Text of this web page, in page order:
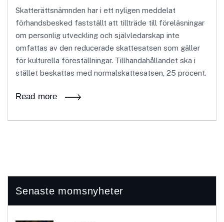
Skatterättsnämnden har i ett nyligen meddelat
förhandsbesked fastställt att tillträde till föreläsningar
om personlig utveckling och självledarskap inte
omfattas av den reducerade skattesatsen som gäller
för kulturella föreställningar. Tillhandahållandet ska i
stället beskattas med normalskattesatsen, 25 procent.
Read more
Senaste momsnyheter